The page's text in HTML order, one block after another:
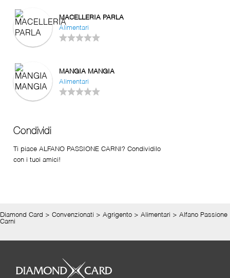
MACELLERIA PARLA
Alimentari
MANGIA MANGIA
Alimentari
Condividi
Ti piace ALFANO PASSIONE CARNI? Condividilo
con i tuoi amici!
Diamond Card > Convenzionati > Agrigento > Alimentari > Alfano Passione
Carni